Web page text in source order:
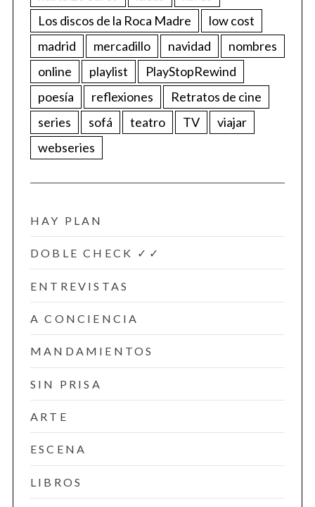
Los discos de la Roca Madre
low cost
madrid
mercadillo navidad
nombres
online
playlist
PlayStopRewind
poesía
reflexiones
Retratos de cine
series
sofá teatro TV
viajar
webseries
HAY PLAN
DOBLE CHECK ✓✓
ENTREVISTAS
A CONCIENCIA
MANDAMIENTOS
SIN PRISA
ARTE
ESCENA
LIBROS